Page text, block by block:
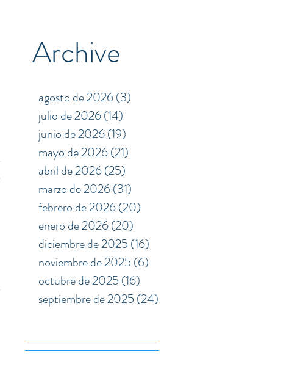
Archive
agosto de 2026(3)
julio de 2026(14)
junio de 2026(19)
mayo de 2026(21)
abril de 2026(25)
marzo de 2026(31)
febrero de 2026(20)
enero de 2026(20)
diciembre de 2025 (16)
noviembre de 2025 (6)
octubre de 2025 (16)
septiembre de 2025 (24)